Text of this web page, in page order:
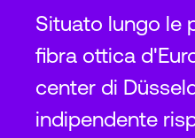
Situato lungo le
fibra ottica
center di
indipendente